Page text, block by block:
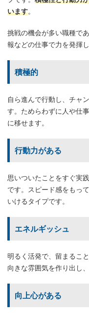
います。
挑戦の機会が多い職種で
報などの仕事で力を発揮
積極的
自ら進んで行動し、チャ
す。ためらわずに人や仕
に移せます。
行動力がある
思いついたことをすぐ実
です。スピード感をもっ
いけるタイプです。
エネルギッシュ
明るく活発で、留まるこ
向きな雰囲気を作り出し
向上心がある